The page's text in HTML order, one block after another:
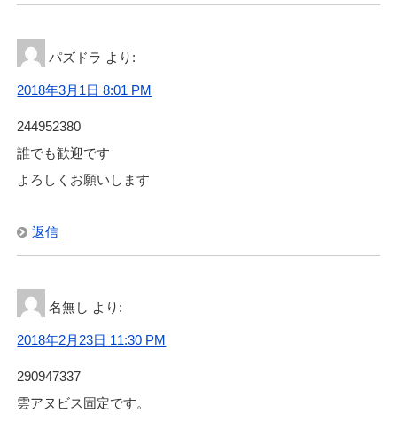
パズドラ より:
2018年3月1日 8:01 PM
244952380
誰でも歓迎です
よろしくお願いします
返信
名無し より:
2018年2月23日 11:30 PM
290947337
雲アヌビス固定です。